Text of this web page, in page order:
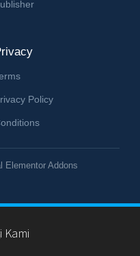
Policy
Elementor Addons
Kami